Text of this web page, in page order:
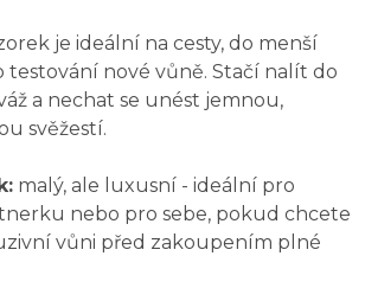
je ideální na cesty, do menší
testování nové vůně. Stačí nalít do
a nechat se unést jemnou,
svěžestí.
malý, ale luxusní - ideální pro
nebo pro sebe, pokud chcete
vůni před zakoupením plné